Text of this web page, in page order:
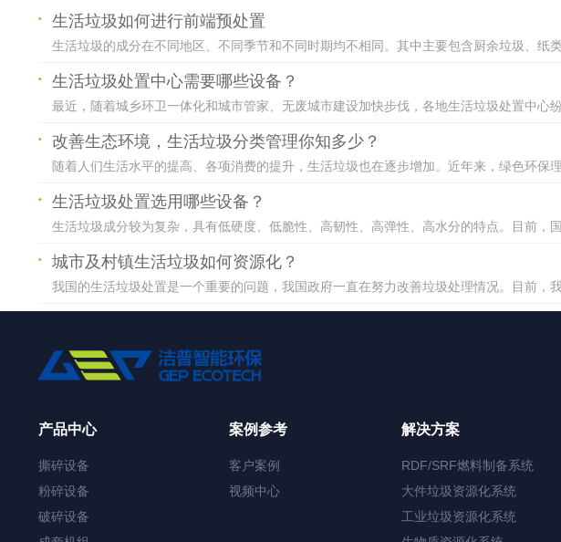
生活垃圾如何进行前端预处置
生活垃圾的成分在不同地区、不同季节和不同时期均不相同。其中主要包含厨余垃圾、纸
生活垃圾处置中心需要哪些设备？
最近，随着城乡环卫一体化和城市管家、无废城市建设加快步伐，各地生活垃圾处置中心
改善生态环境，生活垃圾分类管理你知多少？
随着人们生活水平的提高、各项消费的提升，生活垃圾也在逐步增加。近年来，绿色环保
生活垃圾处置选用哪些设备？
生活垃圾成分较为复杂，具有低硬度、低脆性、高韧性、高弹性、高水分的特点。目前，
城市及村镇生活垃圾如何资源化？
我国的生活垃圾处置是一个重要的问题，我国政府一直在努力改善垃圾处理情况。目前，
产品中心
撕碎设备
粉碎设备
破碎设备
案例参考
客户案例
视频中心
解决方案
RDF/SRF燃料制备系统
大件垃圾资源化系统
工业垃圾资源化系统